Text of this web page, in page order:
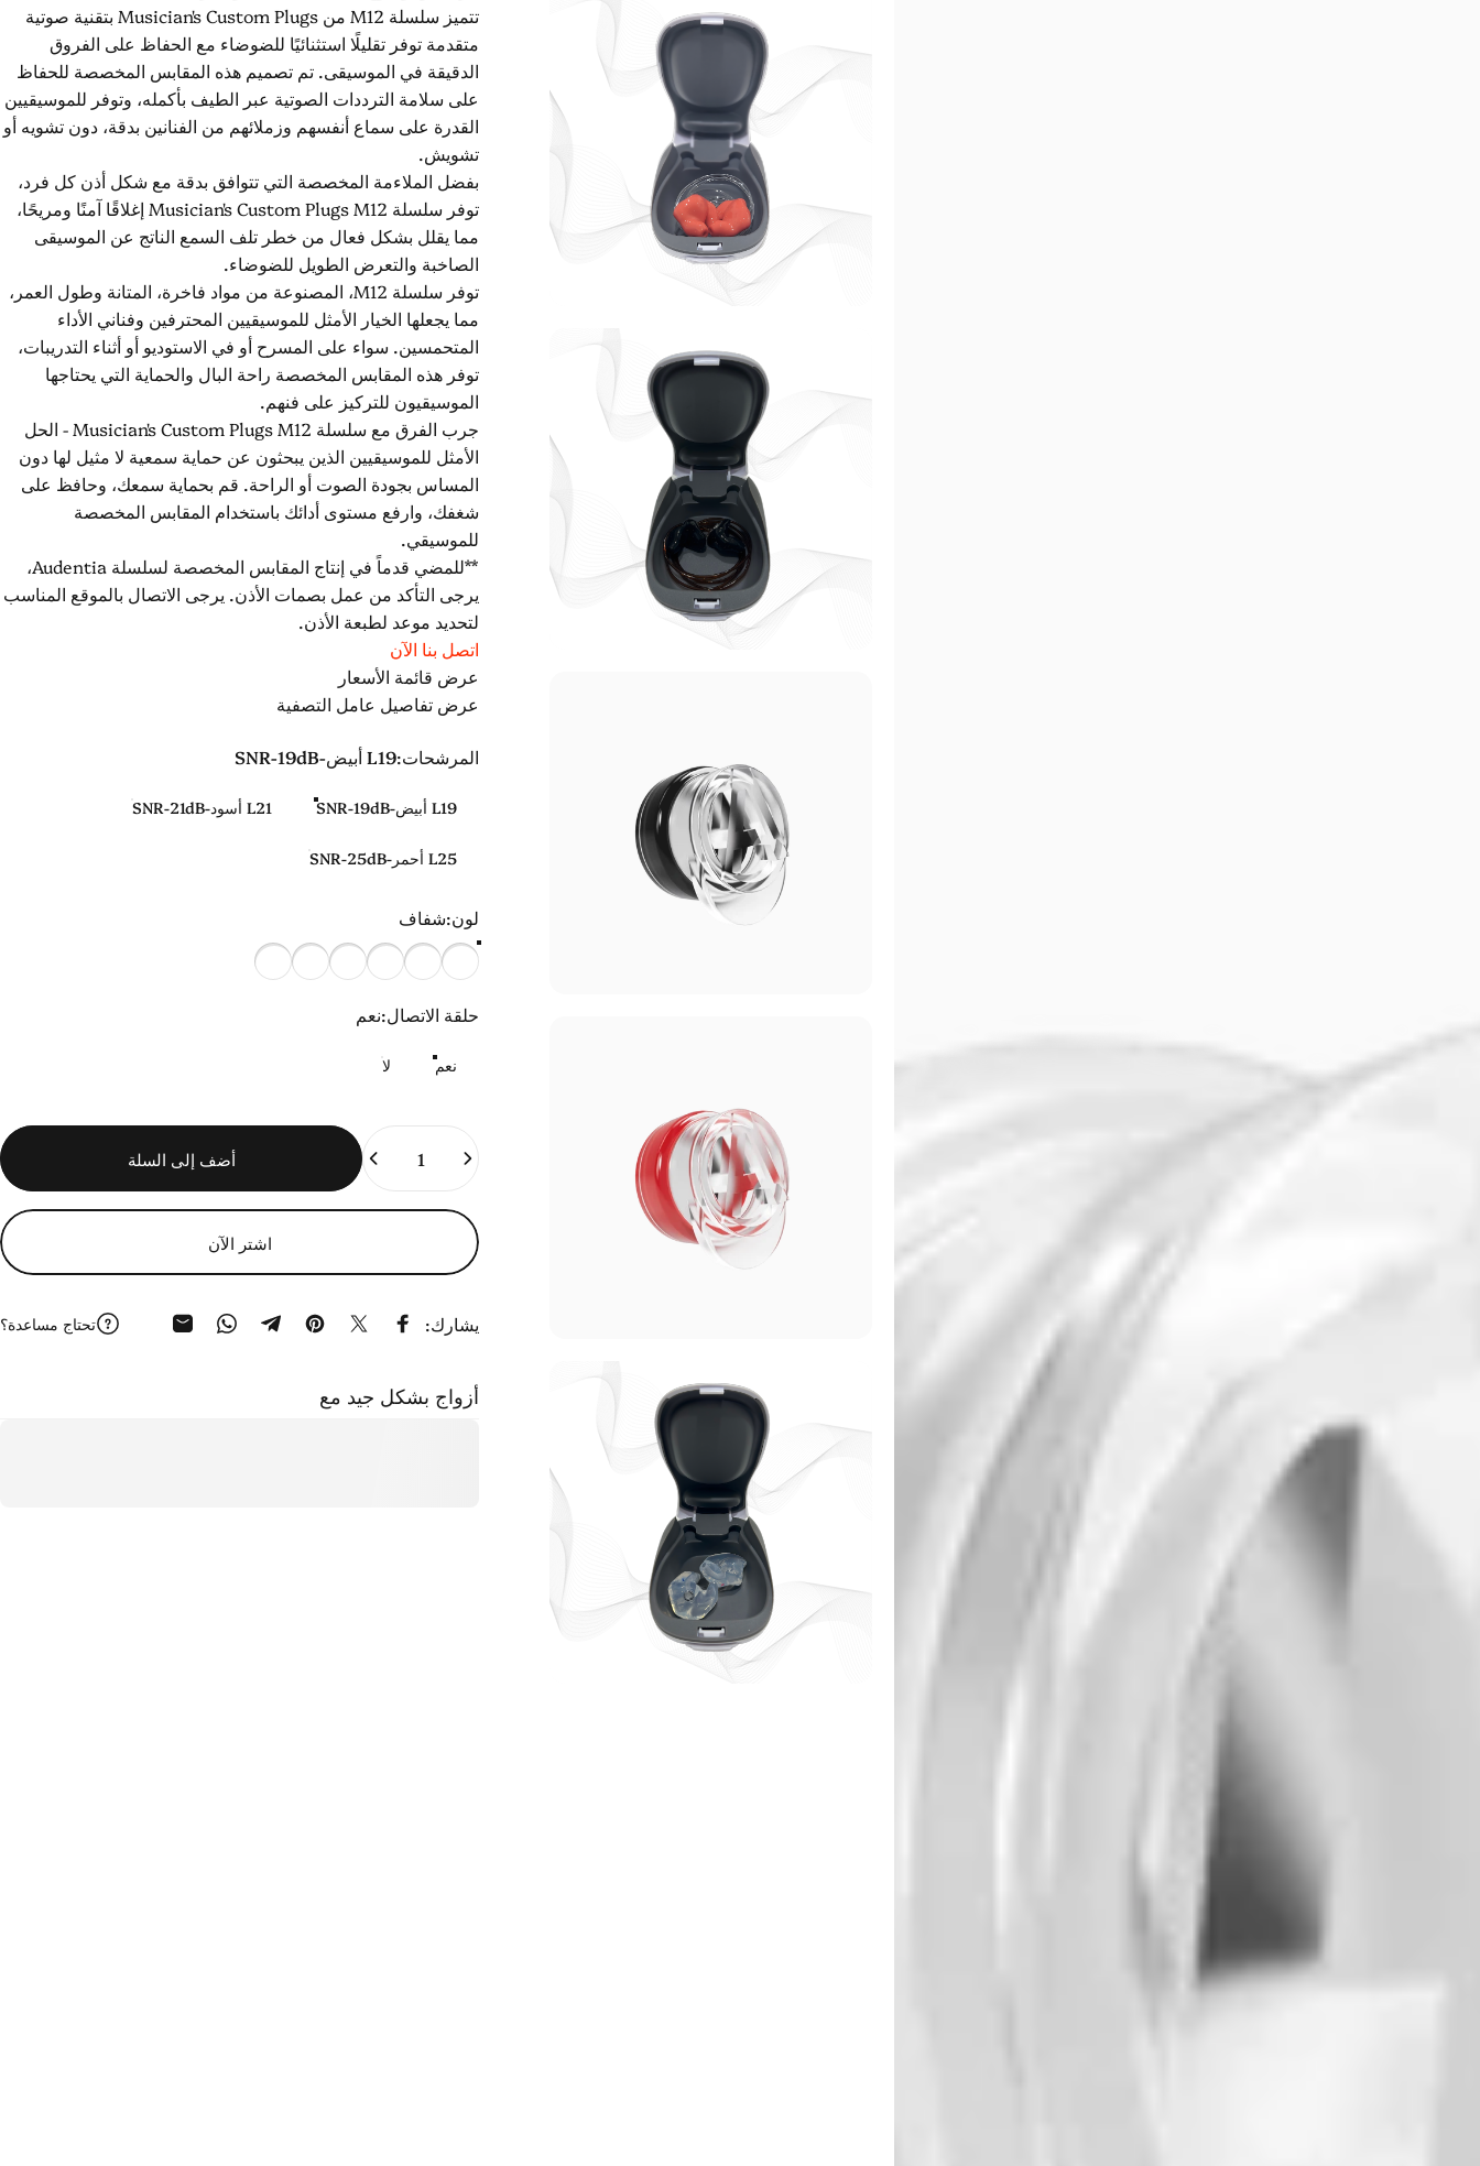
تتميز سلسلة M12 من Musician's Custom Plugs بتقنية صوتية
متقدمة توفر تقليلًا استثنائيًا للضوضاء مع الحفاظ على الفروق
الدقيقة في الموسيقى. تم تصميم هذه المقابس المخصصة للحفاظ
على سلامة الترددات الصوتية عبر الطيف بأكمله، وتوفر للموسيقيين
القدرة على سماع أنفسهم وزملائهم من الفنانين بدقة، دون تشويه أو
تشويش.
بفضل الملاءمة المخصصة التي تتوافق بدقة مع شكل أذن كل فرد،
توفر سلسلة Musician's Custom Plugs M12 إغلاقًا آمنًا ومريحًا،
مما يقلل بشكل فعال من خطر تلف السمع الناتج عن الموسيقى
الصاخبة والتعرض الطويل للضوضاء.
توفر سلسلة M12، المصنوعة من مواد فاخرة، المتانة وطول العمر،
مما يجعلها الخيار الأمثل للموسيقيين المحترفين وفناني الأداء
المتحمسين. سواء على المسرح أو في الاستوديو أو أثناء التدريبات،
توفر هذه المقابس المخصصة راحة البال والحماية التي يحتاجها
الموسيقيون للتركيز على فنهم.
جرب الفرق مع سلسلة Musician's Custom Plugs M12 - الحل
الأمثل للموسيقيين الذين يبحثون عن حماية سمعية لا مثيل لها دون
المساس بجودة الصوت أو الراحة. قم بحماية سمعك، وحافظ على
شغفك، وارفع مستوى أدائك باستخدام المقابس المخصصة
للموسيقي.
**للمضي قدماً في إنتاج المقابس المخصصة لسلسلة Audentia،
يرجى التأكد من عمل بصمات الأذن. يرجى الاتصال بالموقع المناسب
لتحديد موعد لطبعة الأذن.
اتصل بنا الآن
عرض قائمة الأسعار
عرض تفاصيل عامل التصفية
المرشحات
المرشحات:L19 أبيض-SNR-19dB
L19 أبيض-SNR-19dB L21 أسود-SNR-21dB
L25 أحمر-SNR-25dB
لون
لون:شفاف
شفافأحمرأزرقالبرتقالي
أصفرأسود
حلقة الاتصال
حلقة الاتصال:نعم
نعم لا
الكمية
أضف إلى السلة
اشتر الآن
يشارك: شارك على الفيسبوك
تغريدة على تويتر
ثبت على بينتريست
شارك على تيليجرام
شارك على الواتساب
المشاركة عبر البريدتحتاج مساعدة؟
أزواج بشكل جيد مع